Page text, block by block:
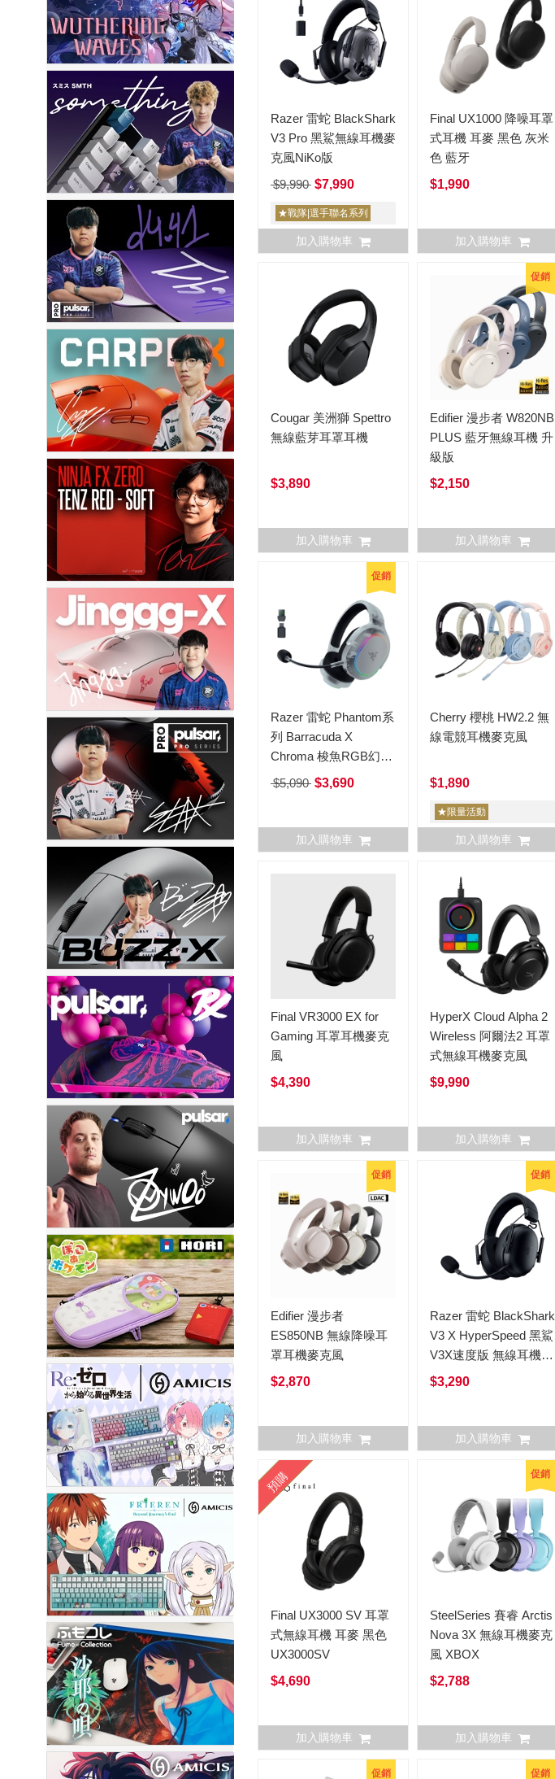
Razer 雷蛇 BlackShark
V3 Pro 黑鯊無線耳機麥
克風NiKo版
$9,990 $7,990
★戰隊|選手聯名系列
加入購物車
Final UX1000 降噪耳罩
式耳機 耳麥 黑色 灰米
色 藍牙
$1,990
加入購物車
Cougar 美洲獅 Spettro
無線藍芽耳罩耳機
$3,890
加入購物車
促銷
Edifier 漫步者 W820NB
PLUS 藍牙無線耳機 升
級版
$2,150
加入購物車
促銷
Razer 雷蛇 Phantom系
列 Barracuda X
Chroma 梭魚RGB幻彩
無線耳機麥克風 幻影白
$5,090 $3,690
加入購物車
Cherry 櫻桃 HW2.2 無
線電競耳機麥克風
$1,890
★限量活動
加入購物車
Final VR3000 EX for
Gaming 耳罩耳機麥克
風
$4,390
加入購物車
HyperX Cloud Alpha 2
Wireless 阿爾法2 耳罩
式無線耳機麥克風
$9,990
加入購物車
促銷
Edifier 漫步者
ES850NB 無線降噪耳
罩耳機麥克風
$2,870
加入購物車
促銷
Razer 雷蛇 BlackShark
V3 X HyperSpeed 黑鯊
V3X速度版 無線耳機麥
克風
$3,290
加入購物車
預購
Final UX3000 SV 耳罩
式無線耳機 耳麥 黑色
UX3000SV
$4,690
加入購物車
促銷
SteelSeries 賽睿 Arctis
Nova 3X 無線耳機麥克
風 XBOX
$2,788
加入購物車
促銷 促銷